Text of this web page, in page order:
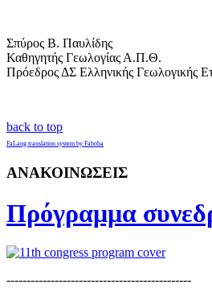
Σπύρος Β. Παυλίδης
Καθηγητής Γεωλογίας Α.Π.Θ.
Πρόεδρος ΔΣ Ελληνικής Γεωλογικής
back to top
FaLang translation system by Faboba
ΑΝΑΚΟΙΝΩΣΕΙΣ
Πρόγραμμα
----------------------------------------------